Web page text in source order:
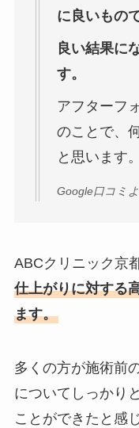
に良いもの
良い結果に
す。
アフターフ
のことで、
と思います。
Google口コミ
ABCクリニック京
仕上がりに対する
ます。
多くの方が施術前
についてしっかり
ことができたと感